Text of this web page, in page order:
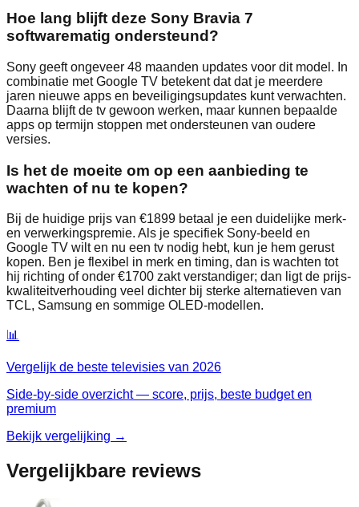
Hoe lang blijft deze Sony Bravia 7
softwarematig ondersteund?
Sony geeft ongeveer 48 maanden updates voor dit model. In
combinatie met Google TV betekent dat dat je meerdere
jaren nieuwe apps en beveiligingsupdates kunt verwachten.
Daarna blijft de tv gewoon werken, maar kunnen bepaalde
apps op termijn stoppen met ondersteunen van oudere
versies.
Is het de moeite om op een aanbieding te
wachten of nu te kopen?
Bij de huidige prijs van €1899 betaal je een duidelijke merk-
en verwerkingspremie. Als je specifiek Sony-beeld en
Google TV wilt en nu een tv nodig hebt, kun je hem gerust
kopen. Ben je flexibel in merk en timing, dan is wachten tot
hij richting of onder €1700 zakt verstandiger; dan ligt de prijs-
kwaliteitverhouding veel dichter bij sterke alternatieven van
TCL, Samsung en sommige OLED-modellen.
📊
Vergelijk de beste televisies van 2026
Side-by-side overzicht — score, prijs, beste budget en
premium
Bekijk vergelijking →
Vergelijkbare reviews